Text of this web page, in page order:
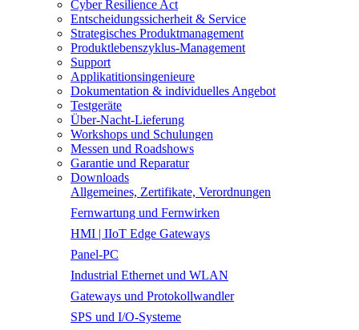
Cyber Resilience Act
Entscheidungssicherheit & Service
Strategisches Produktmanagement
Produktlebenszyklus-Management
Support
Applikatitionsingenieure
Dokumentation & individuelles Angebot
Testgeräte
Über-Nacht-Lieferung
Workshops und Schulungen
Messen und Roadshows
Garantie und Reparatur
Downloads
Allgemeines, Zertifikate, Verordnungen
Fernwartung und Fernwirken
HMI | IIoT Edge Gateways
Panel-PC
Industrial Ethernet und WLAN
Gateways und Protokollwandler
SPS und I/O-Systeme